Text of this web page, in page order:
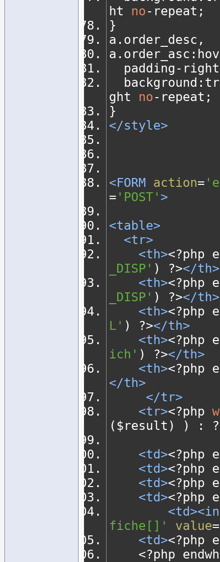
ht no- repeat ;
}
a . order_desc ,
a . order_asc :
	padding
- right
	background
:
ght no- repeat ;
}
</style>
<FORM action=
= 'POST' >
<table>
<tr>
<th><?php
_DISP' ) ?></th>
<th><?php
_DISP' ) ?></th>
<th><?php
L' ) ?></th>
<th><?php
ich' ) ?></th>
<th><?php
</th>
</tr>
<tr><?php
( $result ) ) :
<td><?php
<td><?php
<td><?php
<td><?php
fiche[]'
value=
<td><?php
<?php